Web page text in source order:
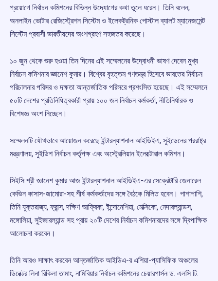
প্রয়োগে নির্বাচন কমিশনের বিভিন্ন উদ্যোগের কথা তুলে ধরেন। তিনি বলেন,
অনলাইন ভোটার রেজিস্ট্রেশন সিস্টেম ও ইলেকট্রনিক পোস্টাল ব্যালট ম্যানেজমেন্ট
সিস্টেম প্রবাসী ভারতীয়দের অংশগ্রহণ সহজতর করেছে।
১০ জুন থেকে শুরু হওয়া তিন দিনের এই সম্মেলনের উদ্বোধনী ভাষণ দেবেন মুখ্য
নির্বাচন কমিশনার জ্ঞানেশ কুমার। বিশ্বের বৃহত্তম গণতন্ত্র হিসেবে ভারতের নির্বাচন
পরিচালনার পরিসর ও দক্ষতা আন্তর্জাতিক পরিসরে প্রশংসিত হয়েছে। এই সম্মেলনে
৫০টি দেশের প্রতিনিধিত্বকারী প্রায় ১০০ জন নির্বাচন কর্মকর্তা, নীতিনির্ধারক ও
বিশেষজ্ঞ অংশ নিচ্ছেন।
সম্মেলনটি যৌথভাবে আয়োজন করেছে ইন্টারন্যাশনাল আইডিইএ, সুইডেনের পররাষ্ট্র
মন্ত্রণালয়, সুইডিশ নির্বাচন কর্তৃপক্ষ এবং অস্ট্রেলিয়ান ইলেক্টোরাল কমিশন।
সিইসি শ্রী জ্ঞানেশ কুমার আজ ইন্টারন্যাশনাল আইডিইএ-এর সেক্রেটারি জেনারেল
কেভিন কাসাস-জামোরা-সহ শীর্ষ কর্মকর্তাদের সঙ্গে বৈঠকে মিলিত হবেন। পাশাপাশি,
তিনি যুক্তরাজ্য, ফ্রান্স, দক্ষিণ আফ্রিকা, ইন্দোনেশিয়া, মেক্সিকো, নেদারল্যান্ডস,
মঙ্গোলিয়া, সুইজারল্যান্ড সহ প্রায় ২০টি দেশের নির্বাচন কমিশনারদের সঙ্গে দ্বিপাক্ষিক
আলোচনা করবেন।
তিনি আরও সাক্ষাৎ করবেন আন্তর্জাতিক আইডিএ-র এশিয়া-প্যাসিফিক অঞ্চলের
ডিরেক্টর লিনা রিকিলা তামাং, নামিবিয়ার নির্বাচন কমিশনের চেয়ারপার্সন ড. এলসি টি.